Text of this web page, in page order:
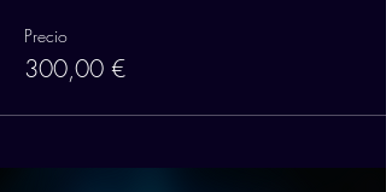
Precio
300,00 €